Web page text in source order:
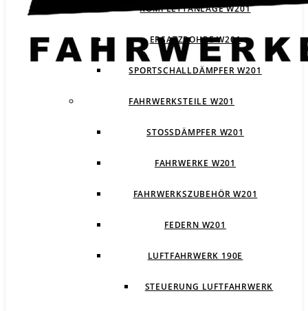
KOMPLETTANLAGE W201
ERSATZROHRE W201
SPORTSCHALLDÄMPFER W201
FAHRWERKSTEILE W201
STOSSDÄMPFER W201
FAHRWERKE W201
FAHRWERKSZUBEHÖR W201
FEDERN W201
LUFTFAHRWERK 190E
STEUERUNG LUFTFAHRWERK